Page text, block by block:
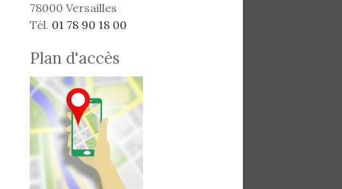
78000 Versailles
Tél. 01 78 90 18 00
Plan d'accès